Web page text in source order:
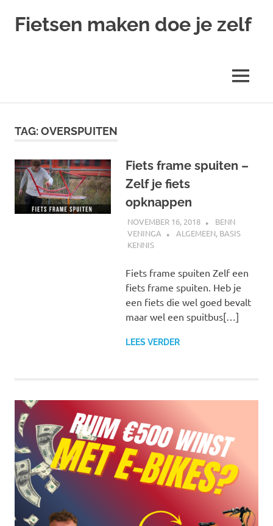
Fietsen maken doe je zelf
MENU
TAG:OVERSPUITEN
Fiets frame spuiten –
Zelf je fiets
opknappen
NOVEMBER 16, 2018
BENN
VENINGA
ALGEMEEN, BASIS
KENNIS
Fiets frame spuiten Zelf een
fiets frame spuiten. Heb je
een fiets die wel goed bevalt
maar wel een spuitbus[…]
LEES VERDER